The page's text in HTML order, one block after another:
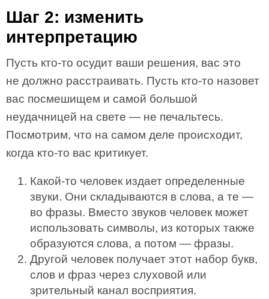
Шаг 2: изменить
интерпретацию
Пусть кто-то осудит ваши решения, вас это
не должно расстраивать. Пусть кто-то назовет
вас посмешищем и самой большой
неудачницей на свете — не печальтесь.
Посмотрим, что на самом деле происходит,
когда кто-то вас критикует.
Какой-то человек издает определенные
звуки. Они складываются в слова, а те —
во фразы. Вместо звуков человек может
использовать символы, из которых также
образуются слова, а потом — фразы.
Другой человек получает этот набор букв,
слов и фраз через слуховой или
зрительный канал восприятия.